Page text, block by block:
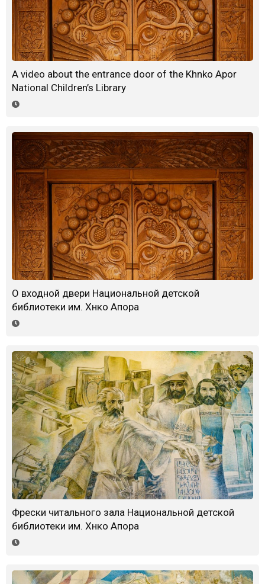
A video about the entrance door of the Khnko Apor
National Children’s Library
О входной двери Национальной детской
библиотеки им. Хнко Апора
Фрески читального зала Национальной детской
библиотеки им. Хнко Апора